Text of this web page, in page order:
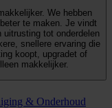
We hebben
te maken. Je vindt
tot onderdelen
snellere ervaring die
koopt, upgradet of
makkelijker.
& Onderhoud